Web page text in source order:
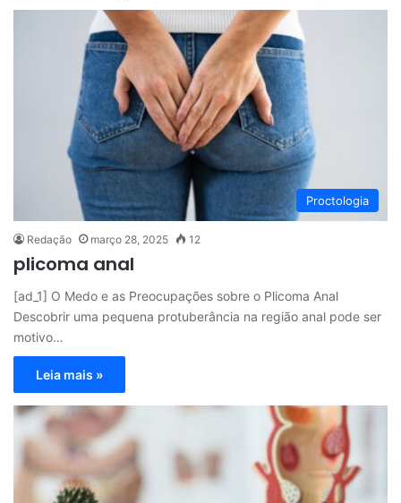
Proctologia
Redação março 28, 2025 12
plicoma anal
[ad_1] O Medo e as Preocupações sobre o Plicoma Anal
Descobrir uma pequena protuberância na região anal pode ser
motivo…
Leia mais »